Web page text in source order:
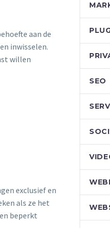
aan de
inwisselen.
willen
exclusief en
als ze het
beperkt
SEO